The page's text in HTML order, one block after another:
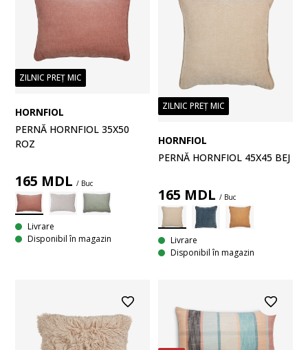
ZILNIC PREȚ MIC
HORNFIOL
PERNĂ HORNFIOL 35X50
ROZ
165 MDL / Buc
Livrare
Disponibil în magazin
ZILNIC PREȚ MIC
HORNFIOL
PERNĂ HORNFIOL 45X45 BEJ
165 MDL / Buc
Livrare
Disponibil în magazin